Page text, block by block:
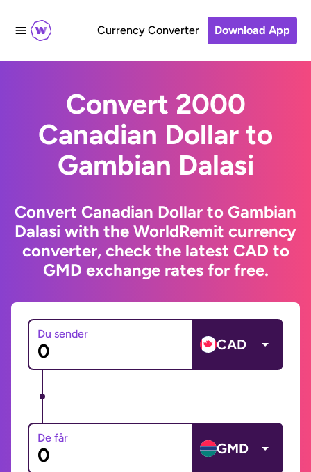
Currency Converter Download App
Convert 2000
Canadian Dollar to
Gambian Dalasi
Convert Canadian Dollar to Gambian
Dalasi with the WorldRemit currency
converter, check the latest CAD to
GMD exchange rates for free.
Du sender
CAD
De får
GMD